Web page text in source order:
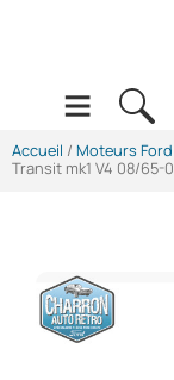
Accueil / Moteurs Ford
Transit mk1 V4 08/65-